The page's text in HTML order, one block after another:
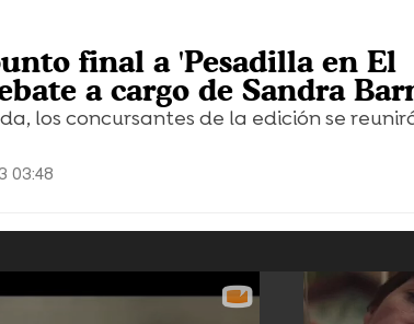
final a 'Pesadilla en El
a cargo de Sandra
los concursantes de la edición se
03:48